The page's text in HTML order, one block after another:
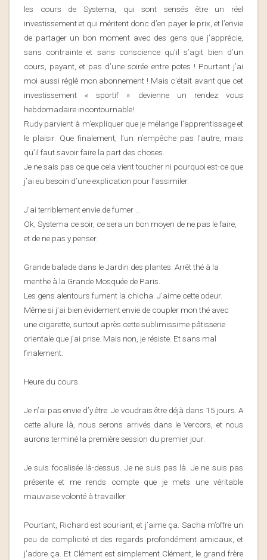
les cours de Systema, qui sont sensés être un réel
investissement et qui méritent donc d’en payer le prix, et l’envie
de partager un bon moment avec des gens que j’apprécie,
sans contrainte et sans conscience qu’il s’agit bien d’un
cours, payant, et pas d’une soirée entre potes ! Pourtant j’ai
moi aussi réglé mon abonnement ! Mais c’était avant que cet
investissement « sportif » devienne un rendez vous
hebdomadaire incontournable!
Rudy parvient à m’expliquer que je mélange l’apprentissage et
le plaisir. Que finalement, l’un n’empêche pas l’autre, mais
qu’il faut savoir faire la part des choses.
Je ne sais pas ce que cela vient toucher ni pourquoi est-ce que
j’ai eu besoin d’une explication pour l’assimiler.
J’ai terriblement envie de fumer …
Ok, Systema ce soir, ce sera un bon moyen de ne pas le faire,
et de ne pas y penser.
Grande balade dans le Jardin des plantes. Arrêt thé à la
menthe à la Grande Mosquée de Paris.
Les gens alentours fument la chicha. J’aime cette odeur.
Même si j’ai bien évidement envie de coupler mon thé avec
une cigarette, surtout après cette sublimissime pâtisserie
orientale que j’ai prise. Mais non, je résiste. Et sans mal
finalement.
Heure du cours.
Je n’ai pas envie d’y être. Je voudrais être déjà dans 15 jours. A
cette allure là, nous serons arrivés dans le Vercors, et nous
aurons terminé la première session du premier jour.
Je suis focalisée là-dessus. Je ne suis pas là. Je ne suis pas
présente et me rends compte que je mets une véritable
mauvaise volonté à travailler.
Pourtant, Richard est souriant, et j’aime ça. Sacha m’offre un
peu de complicité et des regards profondément amicaux, et
j’adore ça. Et Clément est simplement Clément, le grand frère